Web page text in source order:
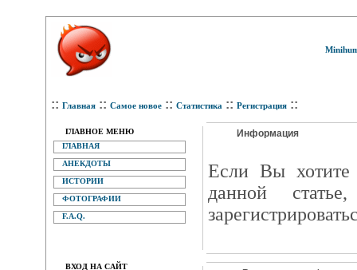
:: Главная :: Самое новое :: Статистика :: Регистрация ::
ГЛАВНОЕ МЕНЮ
ГЛАВНАЯ
АНЕКДОТЫ
ИСТОРИИ
ФОТОГРАФИИ
F.A.Q.
ВХОД НА САЙТ
Информация
Eсли Вы хотите
данной